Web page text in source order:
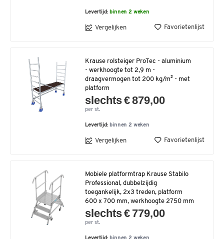
Levertijd: binnen 2 weken
Vergelijken Favorietenlijst
Krause rolsteiger ProTec - aluminium
- werkhoogte tot 2,9 m -
draagvermogen tot 200 kg/m² - met
platform
slechts € 879,00
per st.
Levertijd: binnen 2 weken
Vergelijken Favorietenlijst
Mobiele platformtrap Krause Stabilo
Professional, dubbelzijdig
toegankelijk, 2x3 treden, platform
600 x 700 mm, werkhoogte 2750 mm
slechts € 779,00
per st.